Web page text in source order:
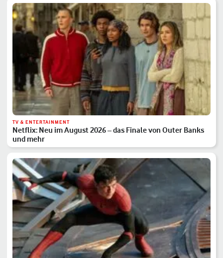
TV & ENTERTAINMENT
Netflix: Neu im August 2026 – das Finale von Outer Banks
und mehr